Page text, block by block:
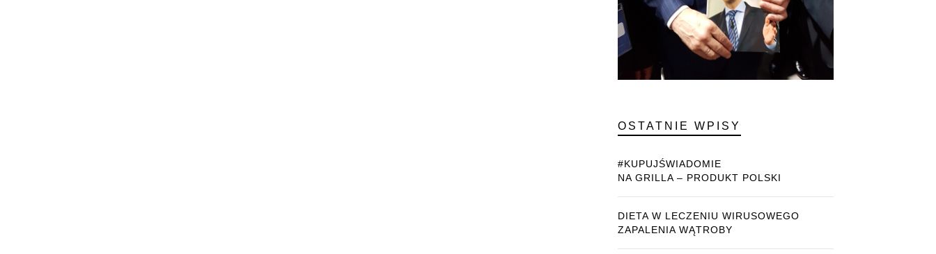
OSTATNIE WPISY
#KUPUJŚWIADOMIE
NA GRILLA – PRODUKT POLSKI
DIETA W LECZENIU WIRUSOWEGO
ZAPALENIA WĄTROBY